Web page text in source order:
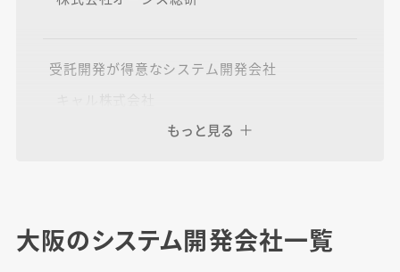
受託開発が得意なシステム開発会社
株式会社エンプレイ
保守・運用を任せられるシステム開発会社
もっと見る
大阪のシステム開発会社一覧